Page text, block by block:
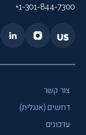
1-301-844-7300+
צור קשר
דרושים (אנגלית)
עדכונים